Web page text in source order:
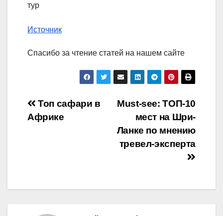
тур
Источник
Спасибо за чтение статей на нашем сайте
Навигация
по
Must-see: ТОП-10
мест на Шри-
Ланке по мнению
тревел-эксперта
Топ сафари в
Африке